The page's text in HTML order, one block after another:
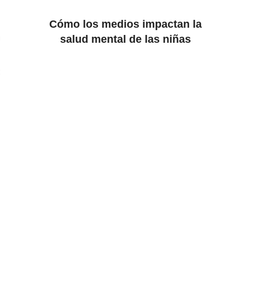
Cómo los medios impactan la
salud mental de las niñas